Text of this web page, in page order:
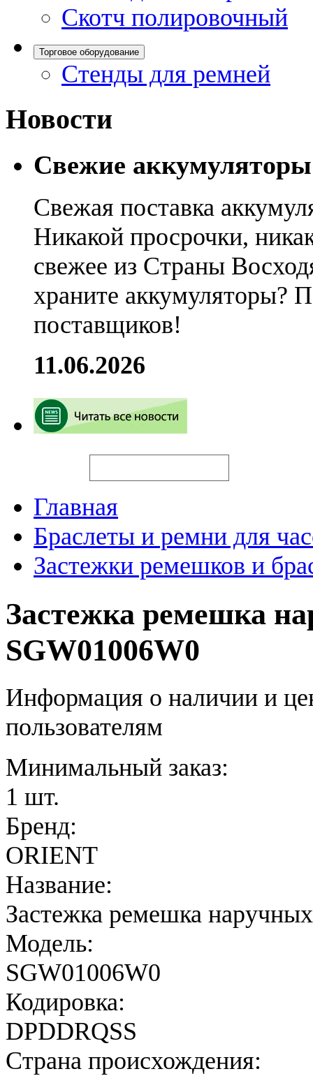
Скотч полировочный
Торговое оборудование
Стенды для ремней
Новости
Свежие
Свежая поставка
Никакой просрочки,
свежее из Страны
храните аккумуляторы?
поставщиков!
11.06.2026
Главная
Браслеты и ремни для
Застежки ремешков и
Застежка ремешка
SGW01006W0
Информация о наличии и
пользователям
Минимальный заказ:
1 шт.
Бренд:
ORIENT
Название:
Застежка ремешка
Модель:
SGW01006W0
Кодировка:
DPDDRQSS
Страна происхождения: